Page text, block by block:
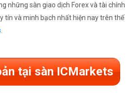
những sàn giao dịch Forex và tài chính
tín và minh bạch nhất hiện nay trên thế
tại sàn ICMarkets